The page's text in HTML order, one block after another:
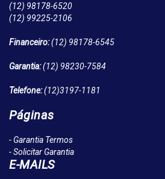
(12) 98178-6520
(12) 99225-2106
Financeiro:(12) 98178-6545
Garantia:(12) 98230-7584
Telefone:(12)3197-1181
Páginas
- Garantia Termos
- Solicitar Garantia
E-MAILS